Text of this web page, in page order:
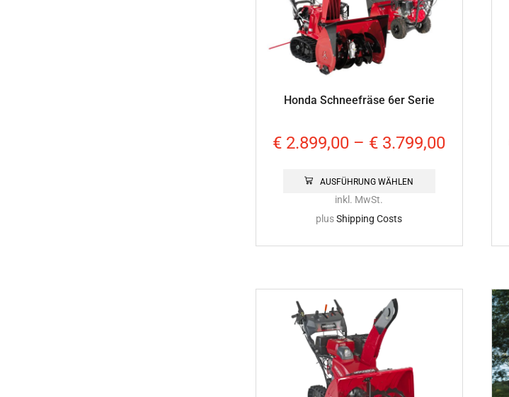
Honda Schneefräse 6er Serie
€ 2.899,00 – € 3.799,00
AUSFÜHRUNG WÄHLEN
inkl. MwSt.
plusShipping Costs